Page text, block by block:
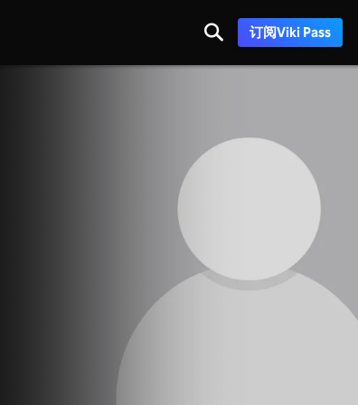
订阅Viki Pass